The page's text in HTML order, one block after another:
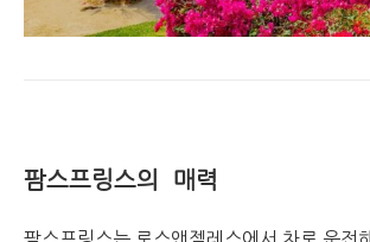
팜스프링스의 매력
팜스프링스는 로스앤젤레스에서 차로 운전